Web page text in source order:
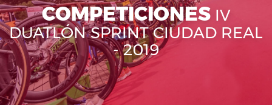
COMPETICIONES IV
DUATLÓN SPRINT CIUDAD REAL
- 2019